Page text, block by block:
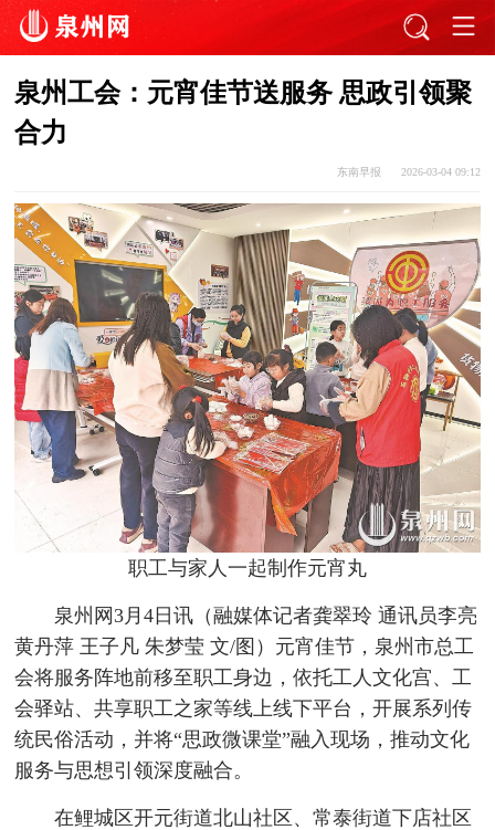
泉州工会：元宵佳节送服务 思政引领聚
合力
东南早报 2026-03-04 09:12
职工与家人一起制作元宵丸
泉州网3月4日讯（融媒体记者龚翠玲 通讯员李亮
黄丹萍 王子凡 朱梦莹 文/图）元宵佳节，泉州市总工
会将服务阵地前移至职工身边，依托工人文化宫、工
会驿站、共享职工之家等线上线下平台，开展系列传
统民俗活动，并将“思政微课堂”融入现场，推动文化
服务与思想引领深度融合。
在鲤城区开元街道北山社区、常泰街道下店社区